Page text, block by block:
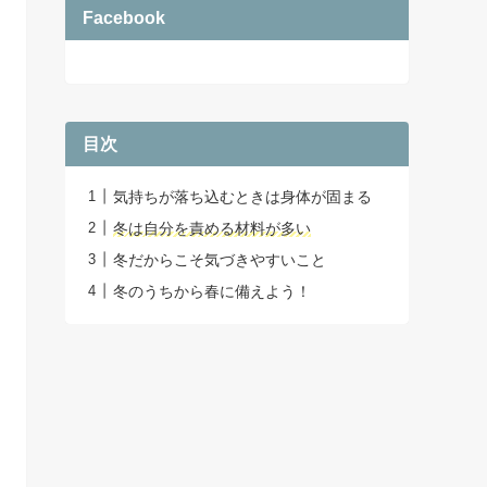
Facebook
目次
気持ちが落ち込むときは身体が固まる
冬は自分を責める材料が多い
冬だからこそ気づきやすいこと
冬のうちから春に備えよう！